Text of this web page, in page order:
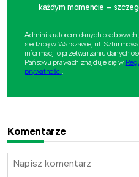
każdym momencie –
Administratorem danych osobowych
siedzibą w Warszawie, ul.
informacji o przetwarzaniu danych
Państwu prawach znajduje się w
prywatności
Komentarze